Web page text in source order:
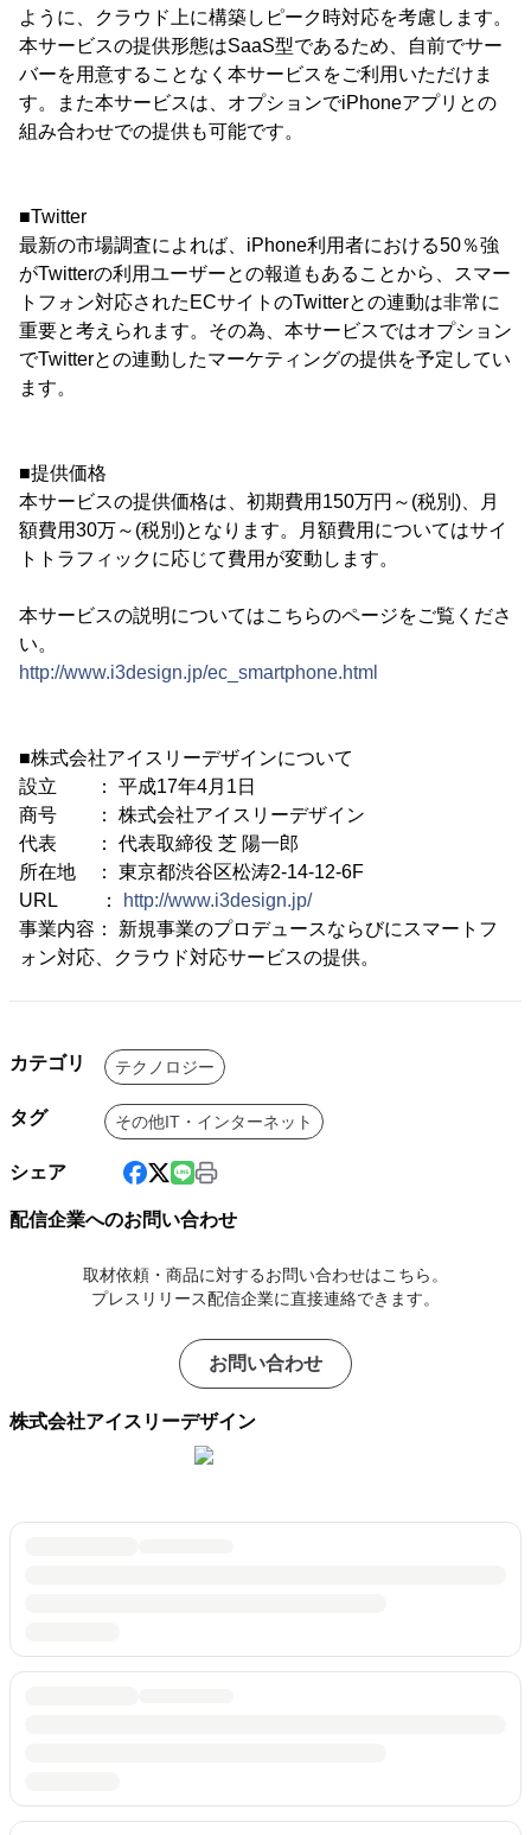
ように、クラウド上に構築しピーク時対応を考慮します。
本サービスの提供形態はSaaS型であるため、自前でサー
バーを用意することなく本サービスをご利用いただけま
す。また本サービスは、オプションでiPhoneアプリとの
組み合わせでの提供も可能です。
■Twitter
最新の市場調査によれば、iPhone利用者における50％強
がTwitterの利用ユーザーとの報道もあることから、スマー
トフォン対応されたECサイトのTwitterとの連動は非常に
重要と考えられます。その為、本サービスではオプション
でTwitterとの連動したマーケティングの提供を予定してい
ます。
■提供価格
本サービスの提供価格は、初期費用150万円～(税別)、月
額費用30万～(税別)となります。月額費用についてはサイ
トトラフィックに応じて費用が変動します。
本サービスの説明についてはこちらのページをご覧くださ
い。
http://www.i3design.jp/ec_smartphone.html
■株式会社アイスリーデザインについて
設立 ： 平成17年4月1日
商号 ： 株式会社アイスリーデザイン
代表 ： 代表取締役 芝 陽一郎
所在地 ： 東京都渋谷区松涛2-14-12-6F
URL ：
http://www.i3design.jp/
事業内容： 新規事業のプロデュースならびにスマートフ
ォン対応、クラウド対応サービスの提供。
カテゴリ テクノロジー
タグ その他IT・インターネット
シェア
配信企業へのお問い合わせ
取材依頼・商品に対するお問い合わせはこちら。
プレスリリース配信企業に直接連絡できます。
お問い合わせ
株式会社アイスリーデザイン